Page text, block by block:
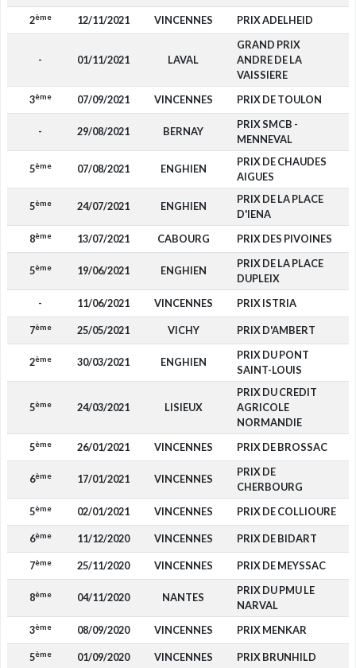
2ème 12/11/2021 VINCENNES PRIX ADELHEID
- 01/11/2021 LAVAL
GRAND PRIX
ANDRE DE LA
VAISSIERE
3ème 07/09/2021 VINCENNES PRIX DE TOULON
- 29/08/2021 BERNAY
PRIX SMCB -
MENNEVAL
5ème 07/08/2021 ENGHIEN
PRIX DE CHAUDES
AIGUES
5ème 24/07/2021 ENGHIEN
PRIX DE LA PLACE
D'IENA
8ème 13/07/2021 CABOURG PRIX DES PIVOINES
5ème 19/06/2021 ENGHIEN
PRIX DE LA PLACE
DUPLEIX
- 11/06/2021 VINCENNES PRIX ISTRIA
7ème 25/05/2021 VICHY PRIX D'AMBERT
2ème 30/03/2021 ENGHIEN
PRIX DU PONT
SAINT-LOUIS
5ème 24/03/2021 LISIEUX
PRIX DU CREDIT
AGRICOLE
NORMANDIE
5ème 26/01/2021 VINCENNES PRIX DE BROSSAC
6ème 17/01/2021 VINCENNES
PRIX DE
CHERBOURG
5ème 02/01/2021 VINCENNES PRIX DE COLLIOURE
6ème 11/12/2020 VINCENNES PRIX DE BIDART
7ème 25/11/2020 VINCENNES PRIX DE MEYSSAC
8ème 04/11/2020 NANTES
PRIX DU PMU LE
NARVAL
3ème 08/09/2020 VINCENNES PRIX MENKAR
5ème 01/09/2020 VINCENNES PRIX BRUNHILD